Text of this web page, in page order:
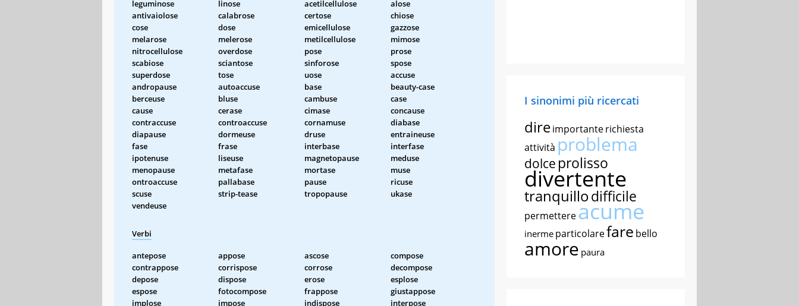
leguminose linose acetilcellulose
alose
antivaiolose
calabrose certose
chiose
cose
dose emicellulose
gazzose
melarose
melerose metilcellulose
mimose
nitrocellulose
overdose pose
prose
scabiose
sciantose sinforose
spose
superdose
tose uose
accuse
andropause
autoaccuse base
beauty-case
berceuse
bluse cambuse
case
cause
cerase cimase
concause
contraccuse
controaccuse cornamuse
diabase
diapause
dormeuse druse
entraineuse
fase
frase interbase
interfase
ipotenuse
liseuse magnetopause
meduse
menopause
metafase mortase
muse
ontroaccuse
pallabase pause
ricuse
scuse
strip-tease tropopause
ukase
vendeuse
Verbi
antepose appose ascose
compose
contrappose
corrispose corrose
decompose
depose
dispose erose
esplose
espose
fotocompose frappose
giustappose
implose
impose indispose
interpose
I sinonimi più ricercati
direimportanterichiesta
attività problema
dolce prolisso
divertente
tranquillodifficile
permettereacume
inerme particolarefare bello
amore paura